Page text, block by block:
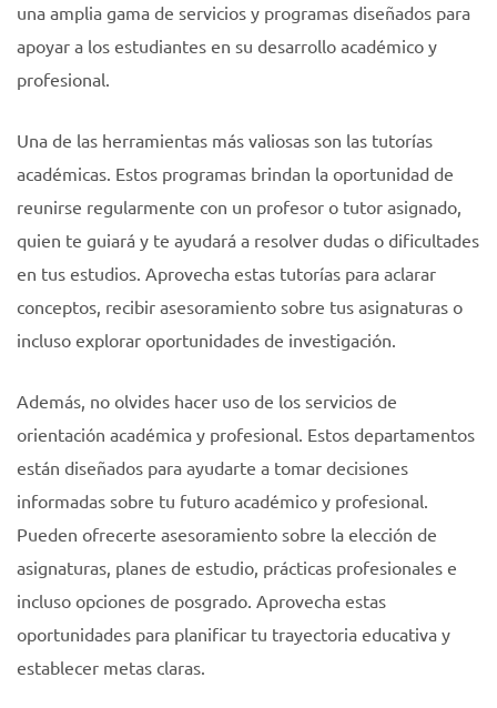
una amplia gama de servicios y programas diseñados para
apoyar a los estudiantes en su desarrollo académico y
profesional.
Una de las herramientas más valiosas son las tutorías
académicas. Estos programas brindan la oportunidad de
reunirse regularmente con un profesor o tutor asignado,
quien te guiará y te ayudará a resolver dudas o dificultades
en tus estudios. Aprovecha estas tutorías para aclarar
conceptos, recibir asesoramiento sobre tus asignaturas o
incluso explorar oportunidades de investigación.
Además, no olvides hacer uso de los servicios de
orientación académica y profesional. Estos departamentos
están diseñados para ayudarte a tomar decisiones
informadas sobre tu futuro académico y profesional.
Pueden ofrecerte asesoramiento sobre la elección de
asignaturas, planes de estudio, prácticas profesionales e
incluso opciones de posgrado. Aprovecha estas
oportunidades para planificar tu trayectoria educativa y
establecer metas claras.